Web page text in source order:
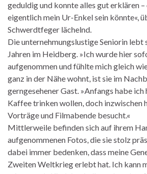
geduldig und konnte alles gut erklären
eigentlich mein Ur-Enkel sein könnte«,
Schwerdtfeger lächelnd.
Die unternehmungslustige Seniorin lebt
Jahren im Heidberg. »Ich wurde hier
aufgenommen und fühlte mich gleich
ganz in der Nähe wohnt, ist sie im
gerngesehener Gast. »Anfangs habe ich
Kaffee trinken wollen, doch inzwischen
Vorträge und Filmabende besucht.«
Mittlerweile befinden sich auf ihrem
aufgenommenen Fotos, die sie stolz
dabei immer bedenken, dass meine
Zweiten Weltkrieg erlebt hat. Ich kann